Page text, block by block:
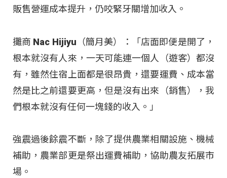
販售營運成本提升，仍咬緊牙關增加收入。
攤商 Nac Hijiyu（簡月美）：「店面即便是開了，
根本就沒有人來，一天可能連一個人（遊客）都沒
有，雖然住宿上面都是很昂貴，還要運費、成本當
然是比之前還要更高，但是沒有出來（銷售），我
們根本就沒有任何一塊錢的收入。」
強震過後餘震不斷，除了提供農業相關設施、機械
補助，農業部更是祭出運費補助，協助農友拓展市
場。